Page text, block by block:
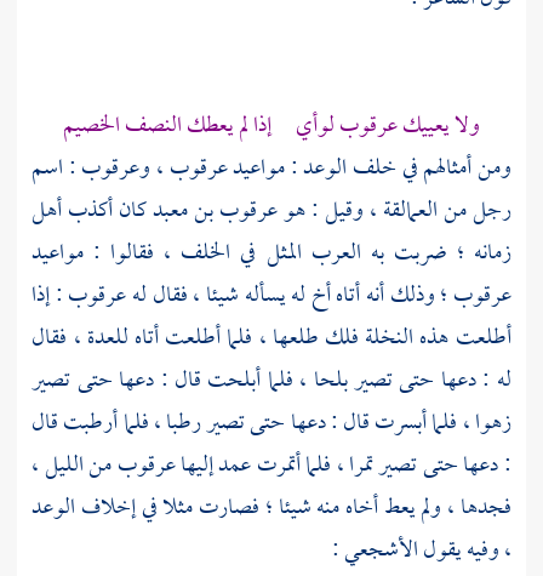
ولا يعييك عرقوب لوأي إذا لم يعطك النصف الخصيم
ومن أمثالهم في خلف الوعد : مواعيدعرقوب،وعرقوب: اسم
رجل من العمالقة ، وقيل : هوعرقوب بن معبدكان أكذب أهل
زمانه ؛ ضربت به العرب المثل في الخلف ، فقالوا : مواعيد
عرقوب؛ وذلك أنه أتاه أخ له يسأله شيئا ، فقال لهعرقوب: إذا
أطلعت هذه النخلة فلك طلعها ، فلما أطلعت أتاه للعدة ، فقال
له : دعها حتى تصير بلحا ، فلما أبلحت قال : دعها حتى تصير
زهوا ، فلما أبسرت قال : دعها حتى تصير رطبا ، فلما أرطبت قال
: دعها حتى تصير تمرا ، فلما أتمرت عمد إليها عرقوب من الليل ،
فجدها ، ولم يعط أخاه منه شيئا ؛ فصارت مثلا في إخلاف الوعد
، وفيه يقولالأشجعي: